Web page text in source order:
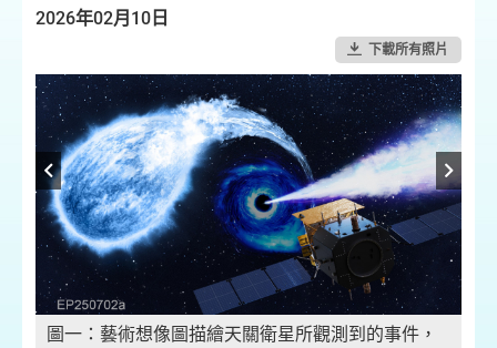
2026年02月10日
下載所有照片
圖一：藝術想像圖描繪天關衛星所觀測到的事件，